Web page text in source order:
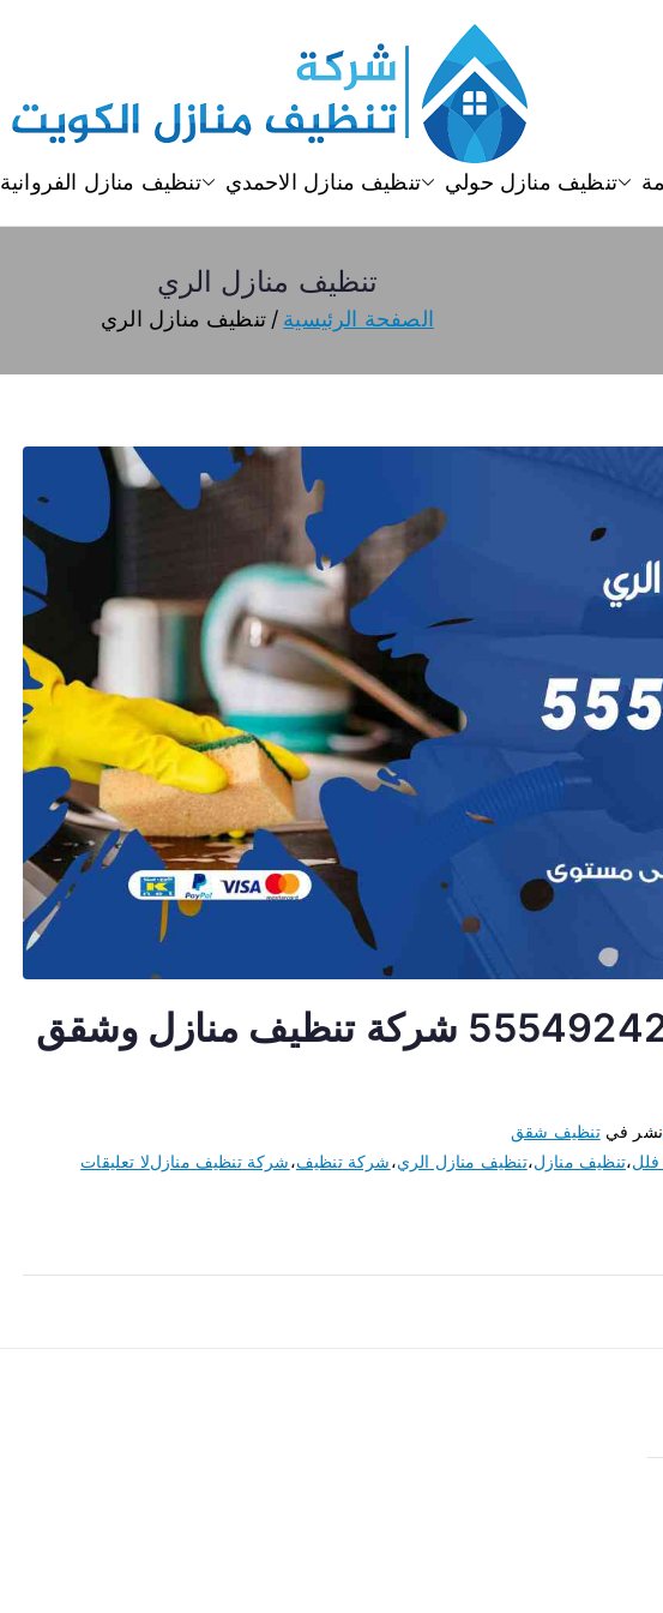
تنظيف منازل
تنظيف منازل الكويت تنظيف منازل حولي تنظيف منازل الاحمدي تنظيف منازل الفروانية
تنظيف منازل الري
الصفحة الرئيسية تنظيف منازل الري
تنظيف منازل الري 55549242 شركة تنظيف منازل وشقق
نشر فيتنظيف شقق
،تنظيف منازل،تنظيف منازل الري،شركة تنظيف،شركة تنظيف منازللا تعليقات